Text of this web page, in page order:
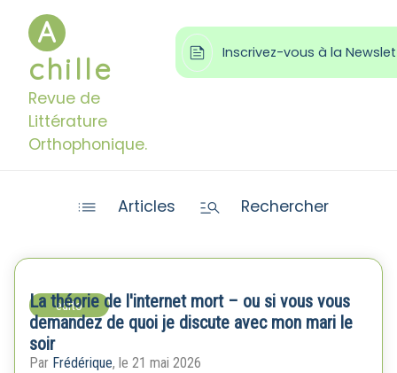
A
chille
Revue de
Littérature
Orthophonique.
 Inscrivez-vous à la
 Articles  Rechercher
La théorie de l'internet mort – ou si vous vous
demandez de quoi je discute avec mon mari le
soir
edito
Par Frédérique, le 21 mai 2026